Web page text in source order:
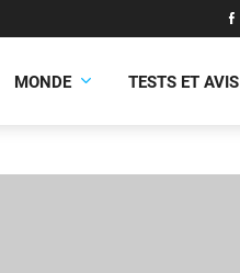
MONDE TESTS ET AVIS